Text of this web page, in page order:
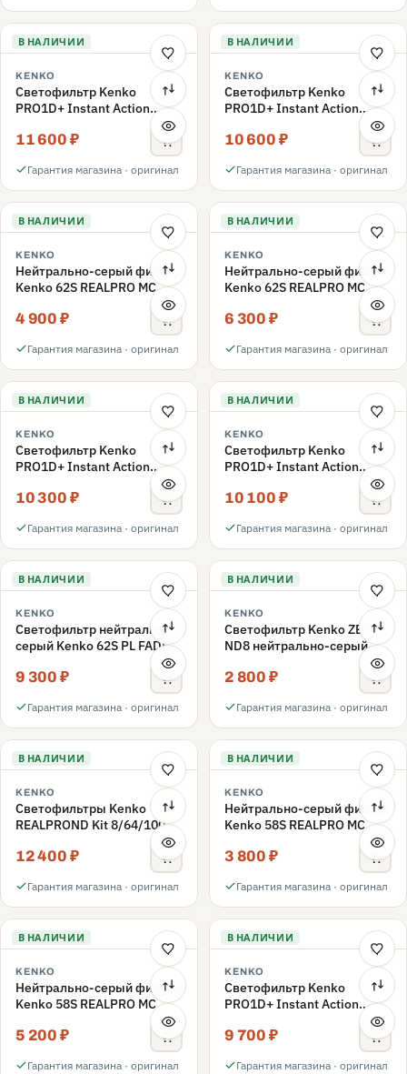
В НАЛИЧИИ
KENKO
Светофильтр Kenko
PRO1D+ Instant Action
Variable NDX3-450+C-PLS
переменной плотности
11 600 ₽
Гарантия магазина · оригинал
В НАЛИЧИИ
KENKO
Светофильтр Kenko
PRO1D+ Instant Action
Variable NDX3-450+C-PL
переменной плотности
10 600 ₽
Гарантия магазина · оригинал
В НАЛИЧИИ
KENKO
Нейтрально-серый фильтр
Kenko 62S REALPRO MC
4 900 ₽
Гарантия магазина · оригинал
В НАЛИЧИИ
KENKO
Нейтрально-серый фильтр
Kenko 62S REALPRO MC
6 300 ₽
Гарантия магазина · оригинал
В НАЛИЧИИ
KENKO
Светофильтр Kenko
PRO1D+ Instant Action
Variable NDX3-450+C-PLS
переменной плотности
10 300 ₽
Гарантия магазина · оригинал
В НАЛИЧИИ
KENKO
Светофильтр Kenko
PRO1D+ Instant Action
Variable NDX3-450+C-PL
переменной плотности
10 100 ₽
Гарантия магазина · оригинал
В НАЛИЧИИ
KENKO
Светофильтр нейтрально-
серый Kenko 62S PL FADER
с переменной плотностью
ND3-ND400 62mm
9 300 ₽
Гарантия магазина · оригинал
В НАЛИЧИИ
KENKO
Светофильтр Kenko ZETA
ND8 нейтрально-серый
2 800 ₽
Гарантия магазина · оригинал
В НАЛИЧИИ
KENKO
Светофильтры Kenko
REALPROND Kit 8/64/1000
12 400 ₽
Гарантия магазина · оригинал
В НАЛИЧИИ
KENKO
Нейтрально-серый фильтр
Kenko 58S REALPRO MC
3 800 ₽
Гарантия магазина · оригинал
В НАЛИЧИИ
KENKO
Нейтрально-серый фильтр
Kenko 58S REALPRO MC
5 200 ₽
Гарантия магазина · оригинал
В НАЛИЧИИ
KENKO
Светофильтр Kenko
PRO1D+ Instant Action
Variable NDX3-450+C-PLS
переменной плотности
9 700 ₽
Гарантия магазина · оригинал